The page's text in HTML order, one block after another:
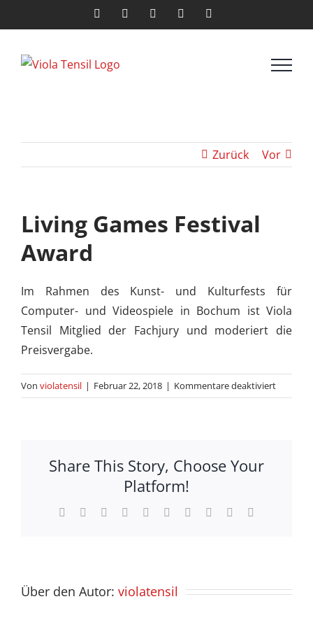
Inhalt
Facebook InstagramLinkedIn
Zurück Vor
Living Games Festival
Award
Im Rahmen des Kunst- und Kulturfests für
Computer- und Videospiele in Bochum ist Viola
Tensil Mitglied der Fachjury und moderiert die
Preisvergabe.
Von violatensil | Februar 22, 2018 | Kommentare deaktiviertfür
Living
Share This Story, Choose Your
Platform!
Facebook Reddit LinkedInWhatsApp
TumblrPinterest Xing
Über den Autor: violatensil